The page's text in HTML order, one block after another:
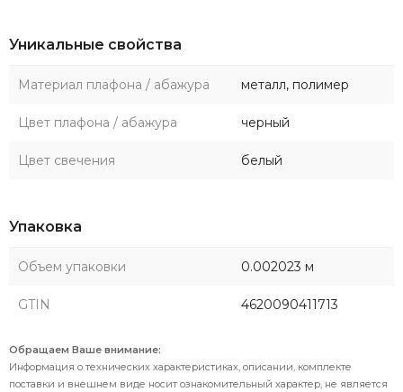
Уникальные свойства
Материал плафона / абажура металл, полимер
Цвет плафона / абажура черный
Цвет свечения белый
Упаковка
Объем упаковки 0.002023 м
GTIN 4620090411713
Обращаем Ваше внимание:
Информация о технических характеристиках, описании, комплекте
поставки и внешнем виде носит ознакомительный характер, не является